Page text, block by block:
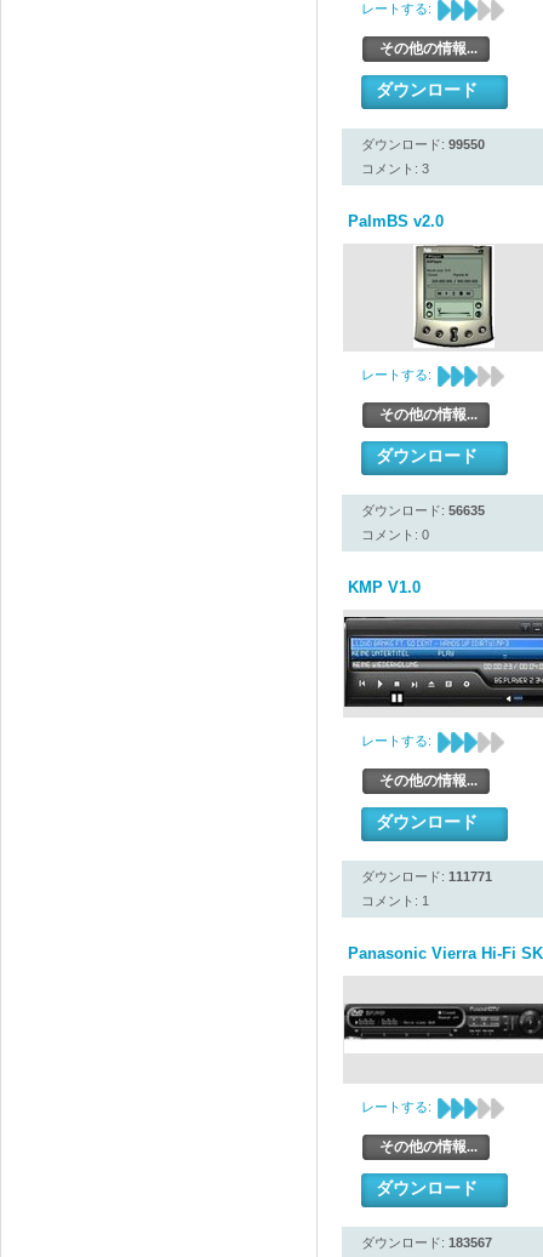
レートする:
その他の情報...
ダウンロード
ダウンロード: 99550
コメント: 3
PalmBS v2.0
レートする:
その他の情報...
ダウンロード
ダウンロード: 56635
コメント: 0
KMP V1.0
レートする:
その他の情報...
ダウンロード
ダウンロード: 111771
コメント: 1
Panasonic Vierra Hi-Fi
レートする:
その他の情報...
ダウンロード
ダウンロード: 183567